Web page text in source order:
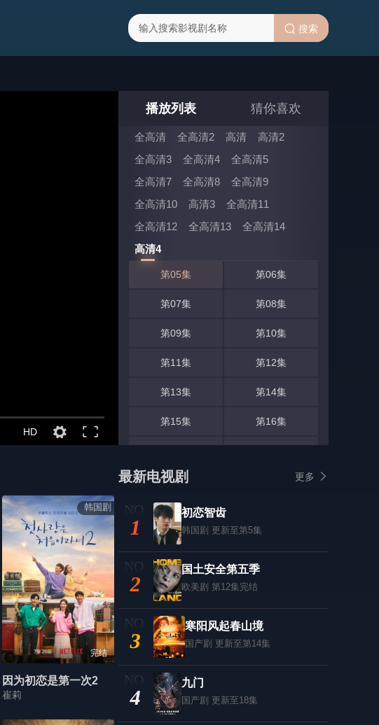
搜索
HD
播放列表 猜你喜欢
全高清 全高清2 高清
高清2
全高清3
全高清4
全高清5
全高清7
全高清8
全高清9
全高清10
高清3
全高清11
全高清12
全高清13
全高清14
高清4
高清4 选集 (共26集)
第05集 第06集
第07集 第08集
第09集 第10集
第11集 第12集
第13集 第14集
第15集 第16集
第19集
第21集
第23集
第25集 第26集
韩国剧
完结
因为初恋是第一次2
崔莉
最新电视剧 更多
1
初恋智齿
韩国剧 更新至第5集
2
国土安全第五季
欧美剧 第12集完结
3
寒阳风起春山境
国产剧 更新至第14集
4
九门
国产剧 更新至18集